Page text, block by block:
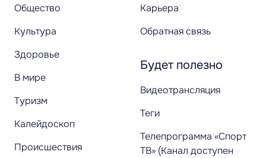
Общество
Культура
Здоровье
В мире
Туризм
Калейдоскоп
Происшествия
Карьера
Обратная связь
Будет полезно
Видеотрансляция
Теги
Телепрограмма «Спорт
ТВ» (Канал доступен